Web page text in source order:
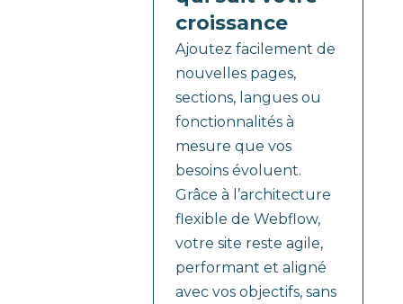
croissance
Ajoutez facilement de
nouvelles pages,
sections, langues ou
fonctionnalités à
mesure que vos
besoins évoluent.
Grâce à l’architecture
flexible de Webflow,
votre site reste agile,
performant et aligné
avec vos objectifs, sans